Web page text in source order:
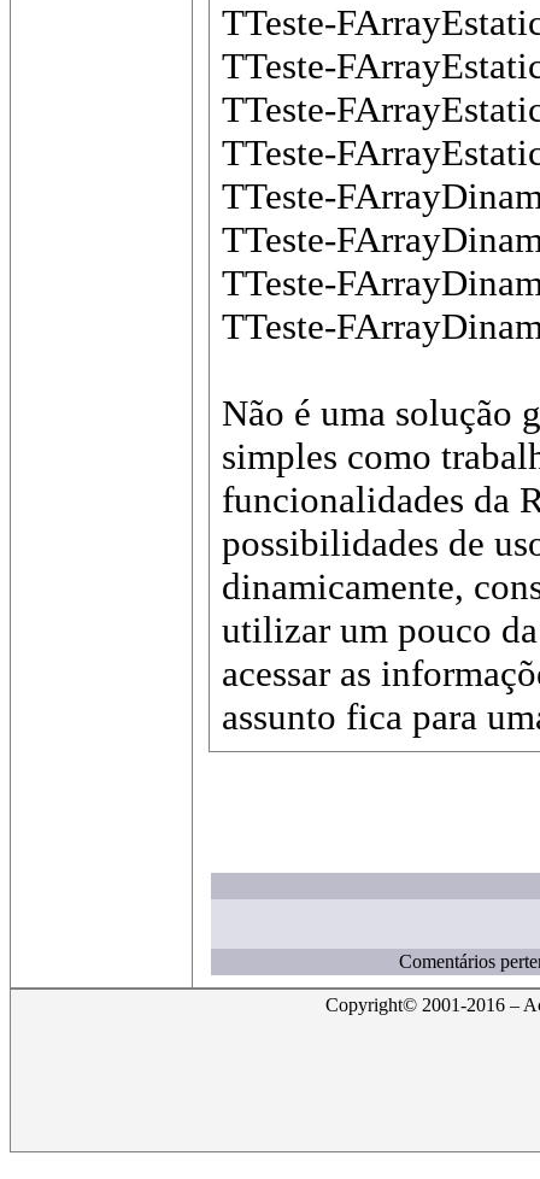
TTeste-
TTeste-
TTeste-
TTeste-
TTeste-
TTeste-
TTeste-
TTeste-
Não é uma solução
simples como
funcionalidades da
possibilidades de
dinamicamente,
utilizar um pouco
acessar as
assunto fica para
Comentários
Copyright© 2001-2016 –